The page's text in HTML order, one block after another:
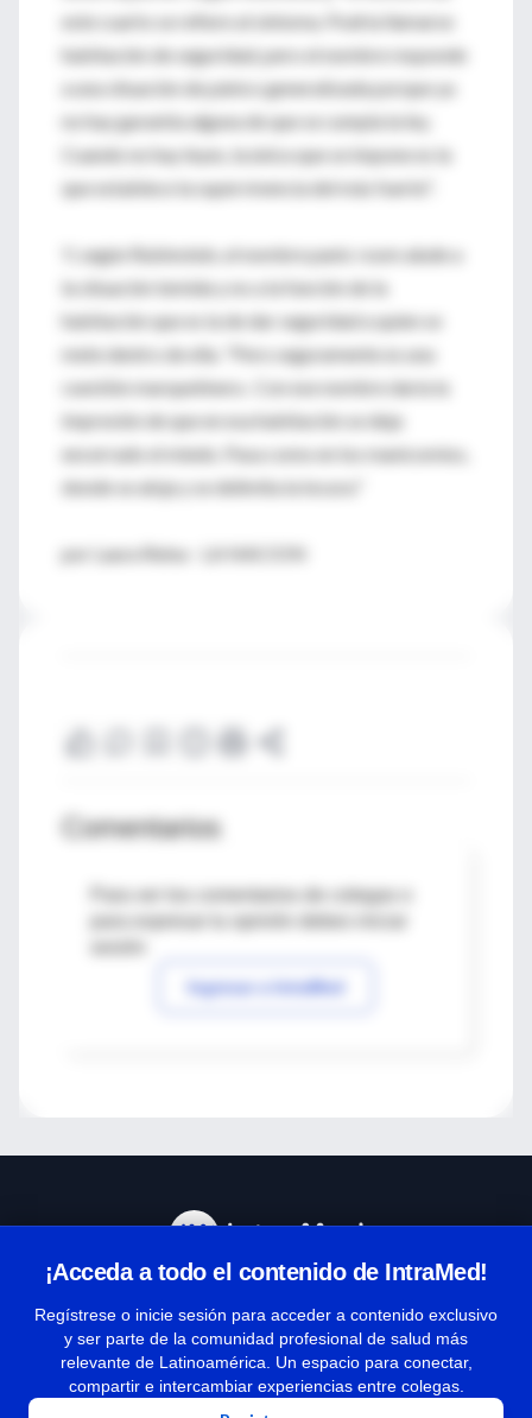
este cuarto se refiere al síntoma. Podría llamarse
habitación de seguridad, pero el nombre responde
a una situación de pánico generalizada porque ya
no hay garantía alguna de que se cumpla la ley.
Cuando no hay leyes, la única que se impone es la
que establece la supervivencia del más fuerte".
Y, según Rubinstein, el nombre panic room alude a
la situación temida y no a la función de la
habitación que es la de dar seguridad a quien se
mete dentro de ella. "Pero seguramente es una
cuestión marquetinera . Con ese nombre daría la
impresión de que en esa habitación se deja
encerrado el miedo. Pasa como en los manicomios,
donde se aloja y se delimita la locura."
por Laura Reina - LA NACION
Comentarios
Para ver los comentarios de colegas o
Ingresar a IntraMed
¡Acceda a todo el contenido de IntraMed!
Regístrese o inicie sesión para acceder a contenido exclusivo
y ser parte de la comunidad profesional de salud más
relevante de Latinoamérica. Un espacio para conectar,
compartir e intercambiar experiencias entre colegas.
Términos y condiciones
| Políticas de privacidad